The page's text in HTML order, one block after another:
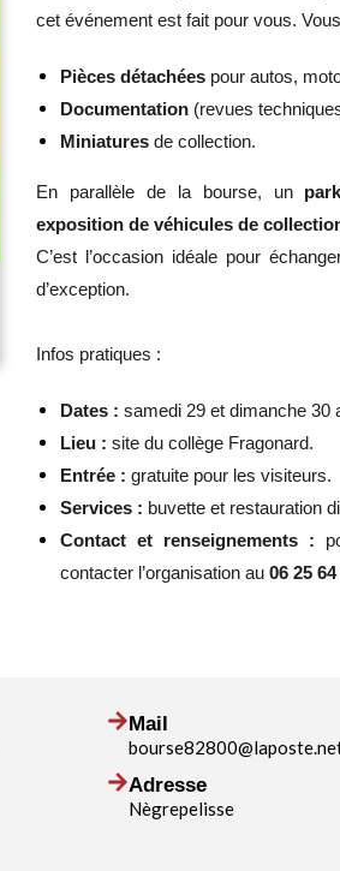
cet événement est fait pour vous.
Pièces détachées pour autos,
Documentation (revues
Miniatures de collection.
En parallèle de la bourse, un
exposition de véhicules de
C’est l’occasion idéale pour
d’exception.
Infos pratiques :
Dates : samedi 29 et dimanche 30
Lieu : site du collège Fragonard.
Entrée : gratuite pour les visiteurs.
Services : buvette et restauration
Contact et renseignements :
contacter l’organisation au06 25
Mail
Adresse
Nègrepelisse